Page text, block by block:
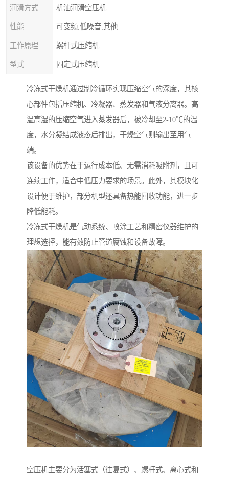
润滑方式 机油润滑空压机
性能 可变频,低噪音,其他
工作原理 螺杆式压缩机
型式 固定式压缩机
冷冻式干燥机通过制冷循环实现压缩空气的深度，其核
心部件包括压缩机、冷凝器、蒸发器和气液分离器。高
温高湿的压缩空气进入蒸发器后，被冷却至2-10℃的温
度，水分凝结成液态后排出，干燥空气则输出至用气
端。
该设备的优势在于运行成本低、无需消耗吸附剂，且可
连续工作，适合中低压力要求的场景。此外，其模块化
设计便于维护，部分机型还具备热能回收功能，进一步
降低能耗。
冷冻式干燥机是气动系统、喷涂工艺和精密仪器维护的
理想选择，能有效防止管道腐蚀和设备故障。
空压机主要分为活塞式（往复式）、螺杆式、离心式和